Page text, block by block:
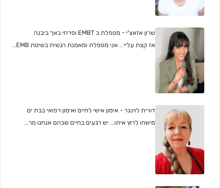
שרון אזאצ'י - מטפלת ב EMBT ופרחי באך ביבנה
אז קצת עליי... אני מטפלת ומאמנת רגשית בשיטת EMB...
דורית לוינגר - אימון אישי לחיים ואימון רפואי בבת ים
מישהו לרוץ איתו... יש רגעים בחיים שבהם אנחנו מר...